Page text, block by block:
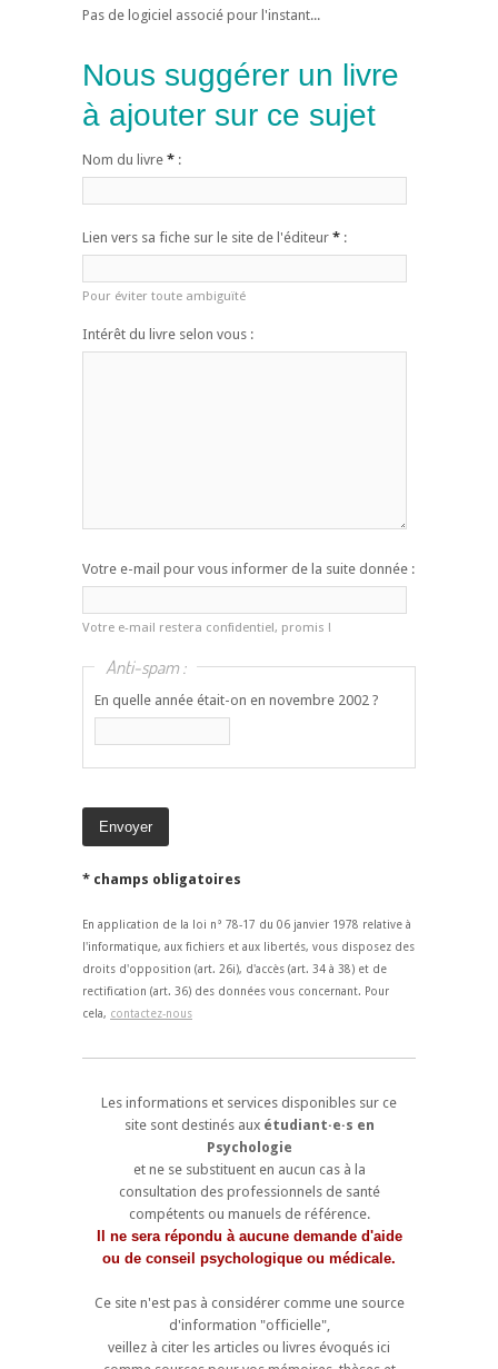
Pas de logiciel associé pour l'instant...
Nous suggérer un livre
à ajouter sur ce sujet
Nom du livre * :
Lien vers sa fiche sur le site de l'éditeur * :
Pour éviter toute ambiguïté
Intérêt du livre selon vous :
Votre e-mail pour vous informer de la suite donnée :
Votre e-mail restera confidentiel, promis !
Anti-spam :
En quelle année était-on en novembre 2002 ?
* champs obligatoires
En application de la loi n° 78-17 du 06 janvier 1978 relative à
l'informatique, aux fichiers et aux libertés, vous disposez des
droits d'opposition (art. 26i), d'accès (art. 34 à 38) et de
rectification (art. 36) des données vous concernant. Pour
cela, contactez-nous
Les informations et services disponibles sur ce
site sont destinés aux étudiant·e·s en
Psychologie
et ne se substituent en aucun cas à la
consultation des professionnels de santé
compétents ou manuels de référence.
Il ne sera répondu à aucune demande d'aide
ou de conseil psychologique ou médicale.
Ce site n'est pas à considérer comme une source
d'information "officielle",
veillez à citer les articles ou livres évoqués ici